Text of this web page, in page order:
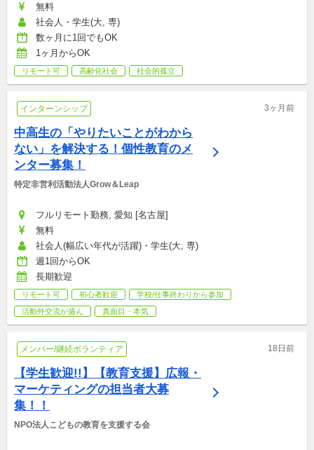
無料
社会人・学生(大, 専)
数ヶ月に1回でもOK
1ヶ月からOK
リモート可 高齢化社会 社会的孤立
インターンシップ 3ヶ月前
中高生の「やりたいことがわから
ない」を解決する！個性教育のメ
ンター募集！
特定非営利活動法人Grow＆Leap
フルリモート勤務, 愛知 [名古屋]
無料
社会人(幅広い年代が活躍)・学生(大, 専)
週1回からOK
長期歓迎
リモート可 初心者歓迎
学校/仕事終わりから参加
活動外交流が盛ん
真面目・本気
メンバー/継続ボランティア 18日前
【学生歓迎!!】【教育支援】広報・
マーケティングの担当者大募
集！！
NPO法人こどもの教育を支援する会